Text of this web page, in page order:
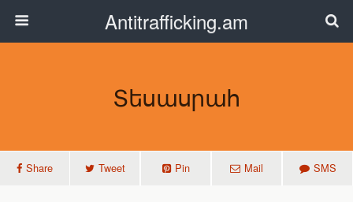
Antitrafficking.am
Տեսասրահ
Share Tweet Pin Mail SMS